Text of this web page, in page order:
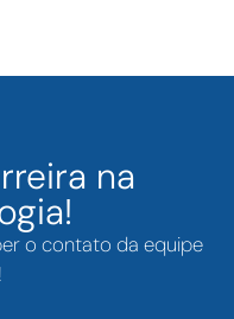
na
o contato da equipe